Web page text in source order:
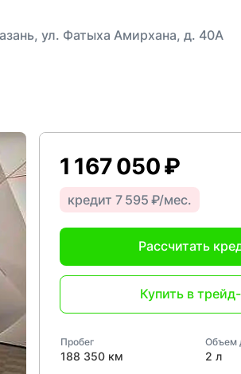
ул. Фатыха Амирхана, д. 40А
1 167 050 ₽
кредит 7 595 ₽/мес.
Рассчитать
Купить в
Пробег
188 350 км
Объем
2 л